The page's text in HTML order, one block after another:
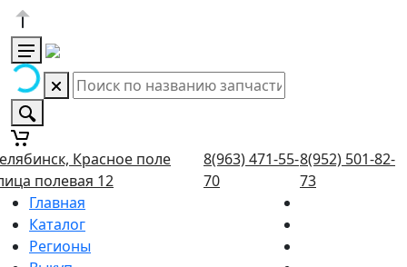
Красное поле
полевая 12
8(963) 471-55-
70
8(952) 501-82-
73
Главная
Каталог
Регионы